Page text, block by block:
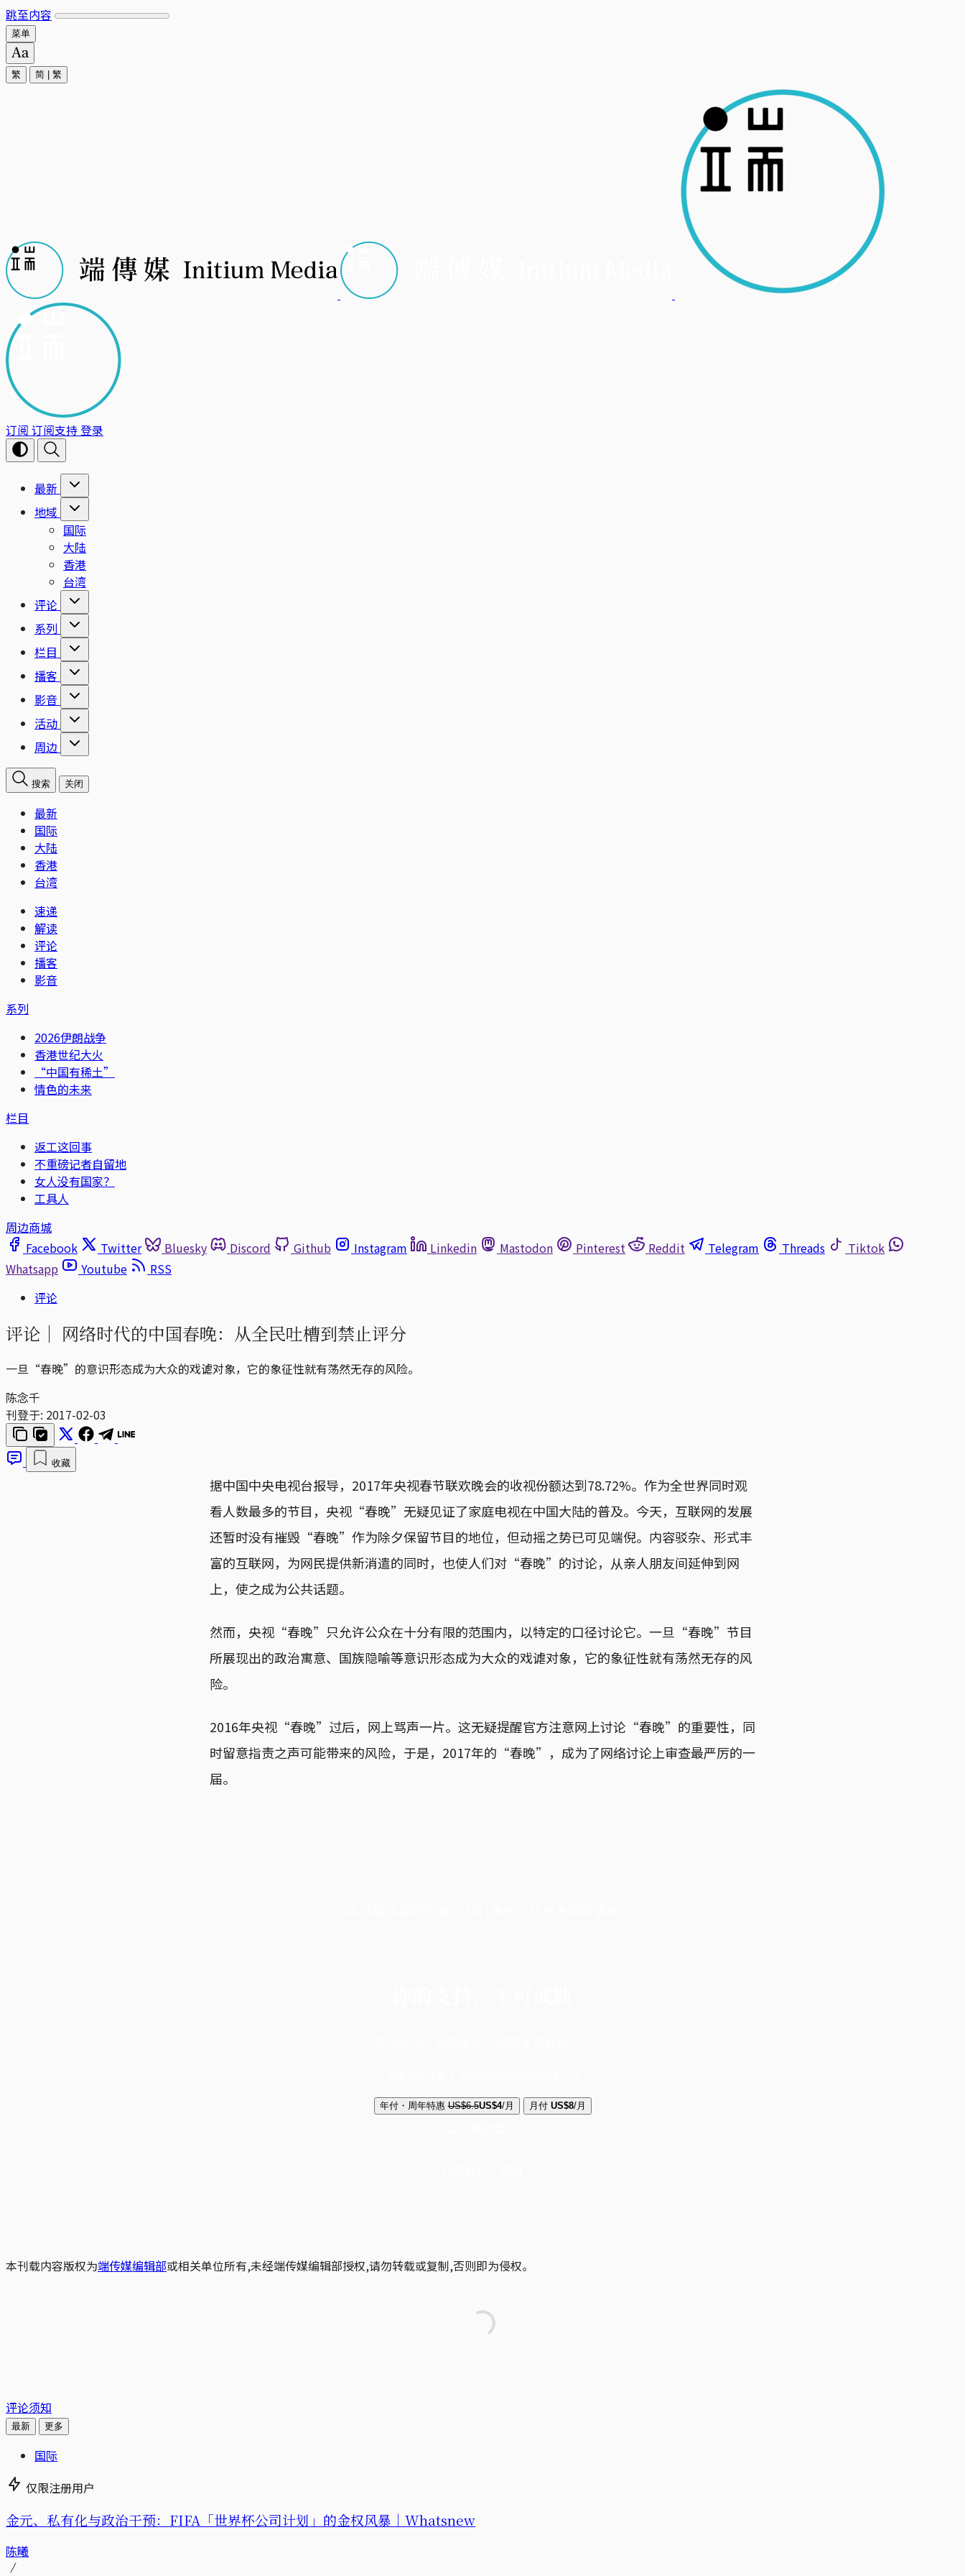
跳至内容
菜单
繁 简 繁
订阅 订阅支持登录
最新
地域
国际
大陆
香港
台湾
评论
系列
栏目
播客
影音
活动
周边
搜索 关闭
最新
国际
大陆
香港
台湾
速递
解读
评论
播客
影音
系列
2026伊朗战争
香港世纪大火
“中国有稀土”
情色的未来
栏目
返工这回事
不重磅记者自留地
女人没有国家？
工具人
周边商城
Facebook
Twitter Bluesky Discord Github Instagram Linkedin Mastodon Pinterest Reddit Telegram Threads
Tiktok
Whatsapp
Youtube
RSS
评论
评论｜ 网络时代的中国春晚：从全民吐槽到禁止评分
一旦“春晚”的意识形态成为大众的戏谑对象，它的象征性就有荡然无存的风险。
陈念千
刊登于: 2017-02-03
收藏
据中国中央电视台报导，2017年央视春节联欢晚会的收视份额达到78.72%。作为全世界同时观
看人数最多的节目，央视“春晚”无疑见证了家庭电视在中国大陆的普及。今天，互联网的发展
还暂时没有摧毁“春晚”作为除夕保留节目的地位，但动摇之势已可见端倪。内容驳杂、形式丰
富的互联网，为网民提供新消遣的同时，也使人们对“春晚”的讨论，从亲人朋友间延伸到网
上，使之成为公共话题。
然而，央视“春晚”只允许公众在十分有限的范围内，以特定的口径讨论它。一旦“春晚”节目
所展现出的政治寓意、国族隐喻等意识形态成为大众的戏谑对象，它的象征性就有荡然无存的风
险。
2016年央视“春晚”过后，网上骂声一片。这无疑提醒官方注意网上讨论“春晚”的重要性，同
时留意指责之声可能带来的风险，于是，2017年的“春晚”，成为了网络讨论上审查最严厉的一
届。
年付・周年特惠 US$6.5US$4/月 月付 US$8/月
本刊载内容版权为端传媒编辑部或相关单位所有,未经端传媒编辑部授权,请勿转载或复制,否则即为侵权。
评论须知
最新 更多
国际
仅限注册用户
金元、私有化与政治干预：FIFA「世界杯公司计划」的金权风暴｜Whatsnew
陈曦